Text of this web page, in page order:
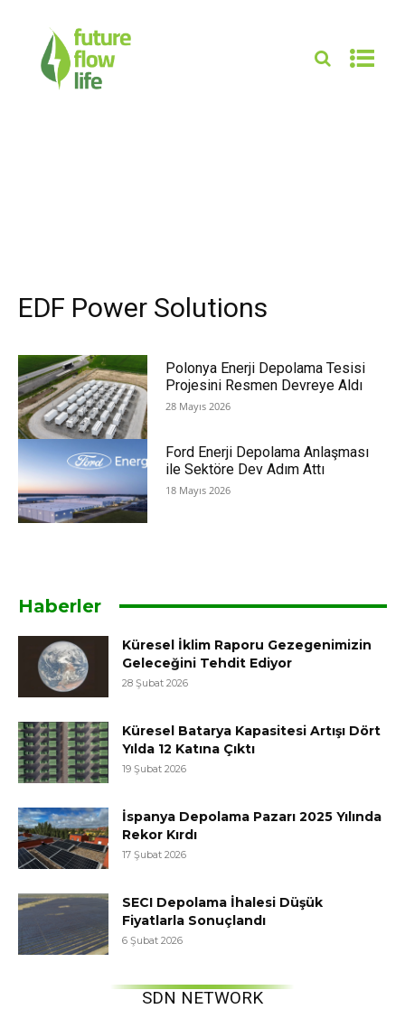
EDF Power Solutions
Polonya Enerji Depolama Tesisi
Projesini Resmen Devreye Aldı
28 Mayıs 2026
Ford Enerji Depolama Anlaşması
ile Sektöre Dev Adım Attı
18 Mayıs 2026
Haberler
Küresel İklim Raporu Gezegenimizin
Geleceğini Tehdit Ediyor
28 Şubat 2026
Küresel Batarya Kapasitesi Artışı Dört
Yılda 12 Katına Çıktı
19 Şubat 2026
İspanya Depolama Pazarı 2025 Yılında
Rekor Kırdı
17 Şubat 2026
SECI Depolama İhalesi Düşük
Fiyatlarla Sonuçlandı
6 Şubat 2026
SDN NETWORK